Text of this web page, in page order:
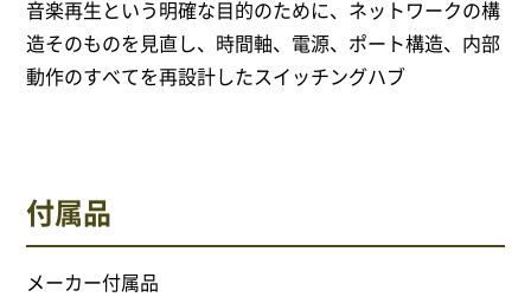
音楽再生という明確な目的のために、ネットワークの構
造そのものを見直し、時間軸、電源、ポート構造、内部
動作のすべてを再設計したスイッチングハブ
付属品
メーカー付属品